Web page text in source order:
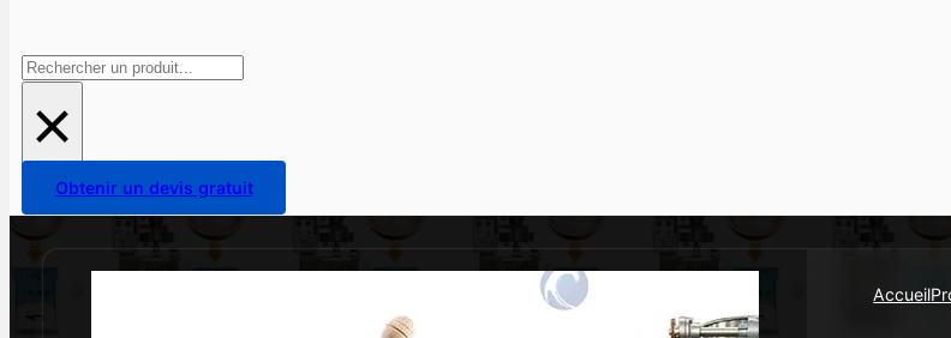
Rechercher
×
Obtenir un devis gratuit
Accueil